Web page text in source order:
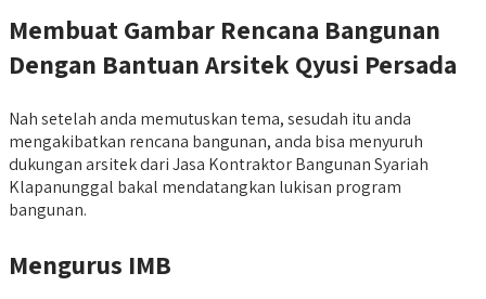
Membuat Gambar Rencana Bangunan
Dengan Bantuan Arsitek Qyusi Persada
Nah setelah anda memutuskan tema, sesudah itu anda
mengakibatkan rencana bangunan, anda bisa menyuruh
dukungan arsitek dari Jasa Kontraktor Bangunan Syariah
Klapanunggal bakal mendatangkan lukisan program
bangunan.
Mengurus IMB